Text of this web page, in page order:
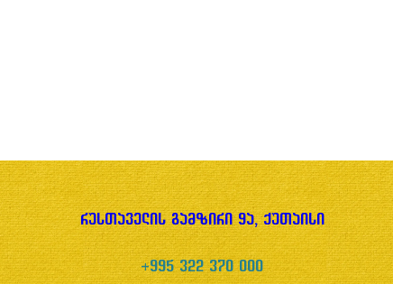
რუსთაველის გამზირი 9ა, ქუთაისი
+995 322 370 000